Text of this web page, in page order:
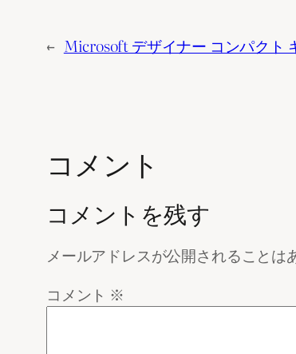
← Microsoft デザイナー コンパクト
コメント
コメントを残す
メールアドレスが公開されることは
コメント ※